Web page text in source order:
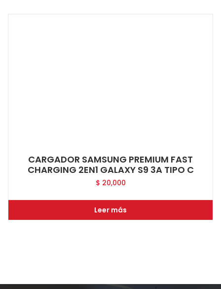
CARGADOR SAMSUNG PREMIUM FAST
CHARGING 2EN1 GALAXY S9 3A TIPO C
$ 20,000
Leer más